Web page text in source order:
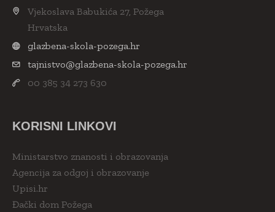
Vjekoslava Babukića 27, Požega
Hrvatska
glazbena-skola-pozega.hr
tajnistvo@glazbena-skola-pozega.hr
00 385 34 273 630
KORISNI LINKOVI
Ministarstvo znanosti i obrazovanja
Agencija za odgoj i obrazovanje
Upisi.hr
Đački dom Požega